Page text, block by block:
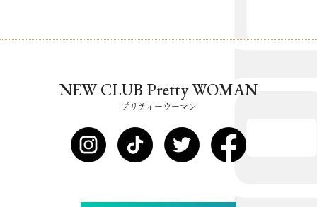
NEW CLUB Pretty WOMAN
プリティーウーマン